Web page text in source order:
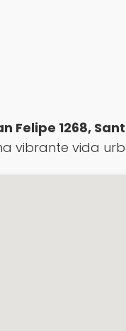
Felipe 1268,
vibrante vida